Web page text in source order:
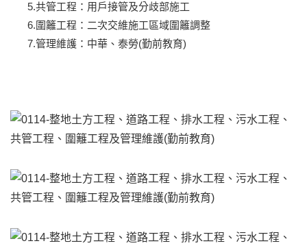
5.共管工程：用戶接管及分歧部施工
6.圍籬工程：二次交維施工區域圍籬調整
7.管理維護：中華、泰勞(勤前教育)